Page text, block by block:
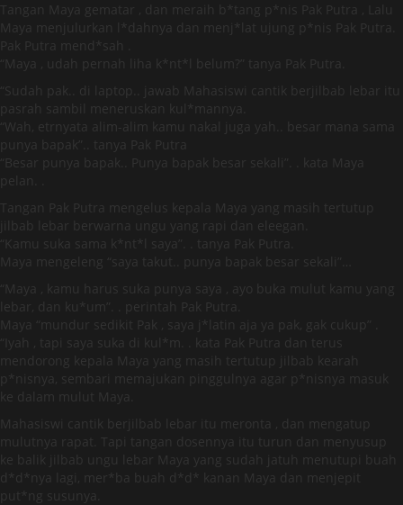
Tangan Maya gematar , dan meraih b*tang p*nis Pak Putra , Lalu
Maya menjulurkan l*dahnya dan menj*lat ujung p*nis Pak Putra.
Pak Putra mend*sah .
“Maya , udah pernah liha k*nt*l belum?” tanya Pak Putra.
“Sudah pak.. di laptop.. jawab Mahasiswi cantik berjilbab lebar itu
pasrah sambil meneruskan kul*mannya.
“Wah, etrnyata alim-alim kamu nakal juga yah.. besar mana sama
punya bapak”.. tanya Pak Putra
“Besar punya bapak.. Punya bapak besar sekali”. . kata Maya
pelan. .
Tangan Pak Putra mengelus kepala Maya yang masih tertutup
jilbab lebar berwarna ungu yang rapi dan eleegan.
“Kamu suka sama k*nt*l saya”. . tanya Pak Putra.
Maya mengeleng “saya takut.. punya bapak besar sekali”…
“Maya , kamu harus suka punya saya , ayo buka mulut kamu yang
lebar, dan ku*um”. . perintah Pak Putra.
Maya “mundur sedikit Pak , saya j*latin aja ya pak, gak cukup” .
“Iyah , tapi saya suka di kul*m. . kata Pak Putra dan terus
mendorong kepala Maya yang masih tertutup jilbab kearah
p*nisnya, sembari memajukan pinggulnya agar p*nisnya masuk
ke dalam mulut Maya.
Mahasiswi cantik berjilbab lebar itu meronta , dan mengatup
mulutnya rapat. Tapi tangan dosennya itu turun dan menyusup
ke balik jilbab ungu lebar Maya yang sudah jatuh menutupi buah
d*d*nya lagi, mer*ba buah d*d* kanan Maya dan menjepit
put*ng susunya.